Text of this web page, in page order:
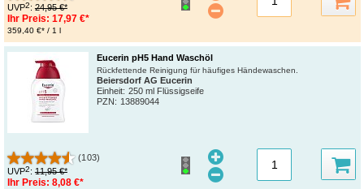
UVP2: 24,95 €*
Ihr Preis: 17,97 €*
359,40 €* / 1 l
Eucerin pH5 Hand Waschöl
Rückfettende Reinigung für häufiges Händewaschen.
Beiersdorf AG Eucerin
Einheit: 250 ml Flüssigseife
PZN: 13889044
(103)
UVP2: 11,95 €*
Ihr Preis: 8,08 €*